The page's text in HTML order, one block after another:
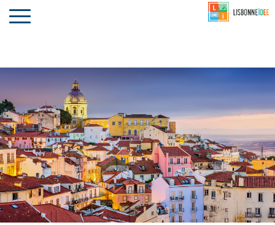
PORTUGAL
Toggle
navigation